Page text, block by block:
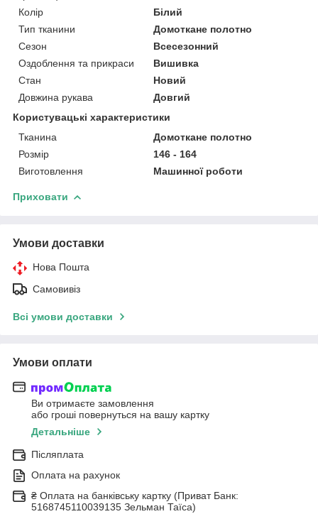
Колір
Білий
Тип тканини
Домоткане полотно
Сезон
Всесезонний
Оздоблення та прикраси
Вишивка
Стан
Новий
Довжина рукава
Довгий
Користувацькі характеристики
Тканина
Домоткане полотно
Розмір
146 - 164
Виготовлення
Машинної роботи
Приховати
Умови доставки
Нова Пошта
Самовивіз
Всі умови доставки
Умови оплати
Ви отримаєте замовлення
або гроші повернуться на вашу картку
Детальніше
Післяплата
Оплата на рахунок
₴ Оплата на банківську картку (Приват Банк:
5168745110039135 Зельман Таїса)